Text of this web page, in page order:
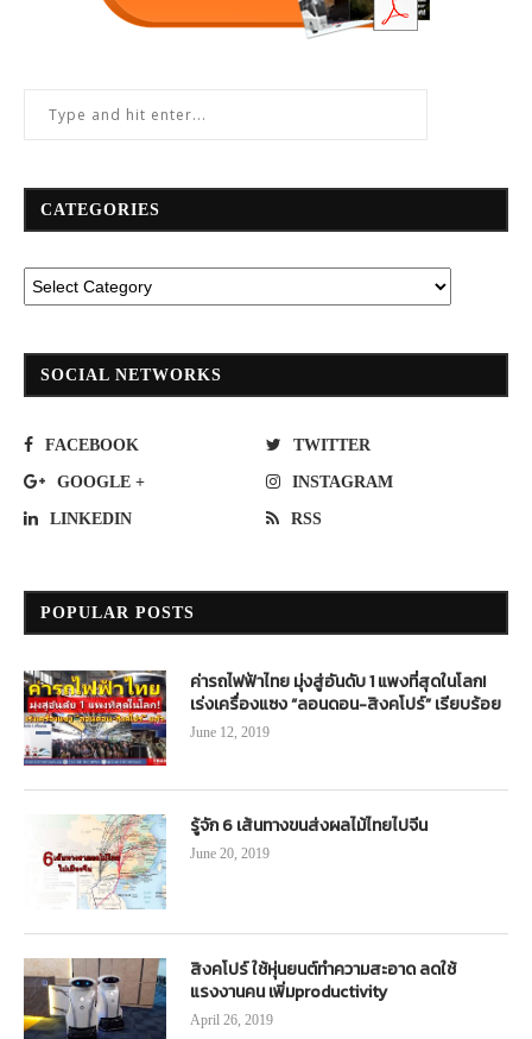
CATEGORIES
SOCIAL NETWORKS
FACEBOOK TWITTER
GOOGLE + INSTAGRAM
LINKEDIN RSS
POPULAR POSTS
ค่ารถไฟฟ้าไทย มุ่งสู่อันดับ 1 แพงที่สุดในโลก!
เร่งเครื่องแซง “ลอนดอน-สิงคโปร์” เรียบร้อย
June 12, 2019
รู้จัก 6 เส้นทางขนส่งผลไม้ไทยไปจีน
June 20, 2019
สิงคโปร์ ใช้หุ่นยนต์ทำความสะอาด ลดใช้
แรงงานคน เพิ่มproductivity
April 26, 2019